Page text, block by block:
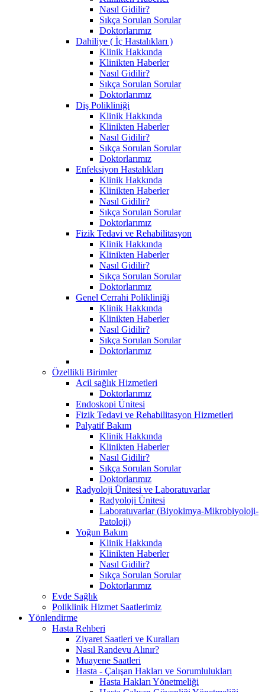
Nasıl Gidilir?
Sıkça Sorulan Sorular
Doktorlarımız
Dahiliye ( İç Hastalıkları )
Klinik Hakkında
Klinikten Haberler
Nasıl Gidilir?
Sıkça Sorulan Sorular
Doktorlarımız
Diş Polikliniği
Klinik Hakkında
Klinikten Haberler
Nasıl Gidilir?
Sıkça Sorulan Sorular
Doktorlarımız
Enfeksiyon Hastalıkları
Klinik Hakkında
Klinikten Haberler
Nasıl Gidilir?
Sıkça Sorulan Sorular
Doktorlarımız
Fizik Tedavi ve Rehabilitasyon
Klinik Hakkında
Klinikten Haberler
Nasıl Gidilir?
Sıkça Sorulan Sorular
Doktorlarımız
Genel Cerrahi Polikliniği
Klinik Hakkında
Klinikten Haberler
Nasıl Gidilir?
Sıkça Sorulan Sorular
Doktorlarımız
Özellikli Birimler
Acil sağlık Hizmetleri
Doktorlarımız
Endoskopi Ünitesi
Fizik Tedavi ve Rehabilitasyon Hizmetleri
Palyatif Bakım
Klinik Hakkında
Klinikten Haberler
Nasıl Gidilir?
Sıkça Sorulan Sorular
Doktorlarımız
Radyoloji Ünitesi ve Laboratuvarlar
Radyoloji Ünitesi
Laboratuvarlar (Biyokimya-Mikrobiyoloji-
Patoloji)
Yoğun Bakım
Klinik Hakkında
Klinikten Haberler
Nasıl Gidilir?
Sıkça Sorulan Sorular
Doktorlarımız
Evde Sağlık
Poliklinik Hizmet Saatlerimiz
Yönlendirme
Hasta Rehberi
Ziyaret Saatleri ve Kuralları
Nasıl Randevu Alınır?
Muayene Saatleri
Hasta - Çalışan Hakları ve Sorumlulukları
Hasta Hakları Yönetmeliği